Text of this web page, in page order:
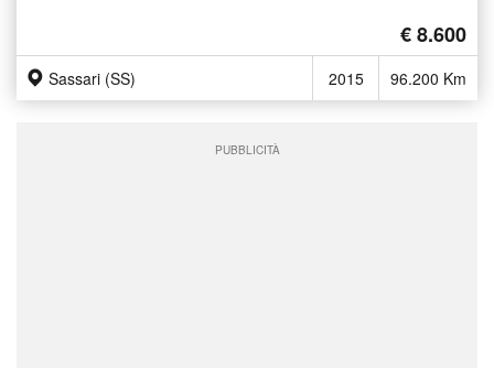
€ 8.600
Sassari (SS) 2015 96.200 Km
PUBBLICITÀ